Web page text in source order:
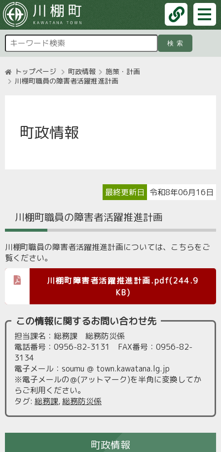
検索
トップページ 町政情報
施策・計画
川棚町職員の障害者活躍推進計画
町政情報
最終更新日 令和8年06月16日
川棚町職員の障害者活躍推進計画
川棚町職員の障害者活躍推進計画については、こちらをご
覧ください。
川棚町障害者活躍推進計画.pdf(244.9
KB)
この情報に関するお問い合わせ先
担当課名：総務課 総務防災係
電話番号：0956-82-3131 FAX番号：0956-82-
3134
電子メール：soumu ＠ town.kawatana.lg.jp
※電子メールの＠(アットマーク)を半角に変換してか
らご利用ください。
タグ: 総務課,総務防災係
町政情報